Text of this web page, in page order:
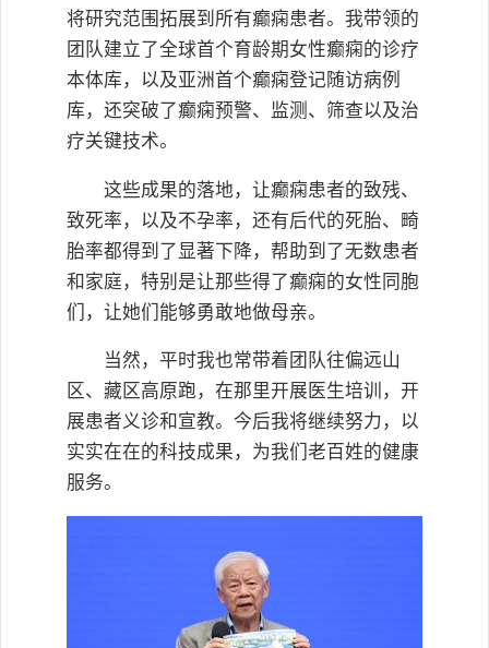
将研究范围拓展到所有癫痫患者。我带领的
团队建立了全球首个育龄期女性癫痫的诊疗
本体库，以及亚洲首个癫痫登记随访病例
库，还突破了癫痫预警、监测、筛查以及治
疗关键技术。
这些成果的落地，让癫痫患者的致残、
致死率，以及不孕率，还有后代的死胎、畸
胎率都得到了显著下降，帮助到了无数患者
和家庭，特别是让那些得了癫痫的女性同胞
们，让她们能够勇敢地做母亲。
当然，平时我也常带着团队往偏远山
区、藏区高原跑，在那里开展医生培训，开
展患者义诊和宣教。今后我将继续努力，以
实实在在的科技成果，为我们老百姓的健康
服务。